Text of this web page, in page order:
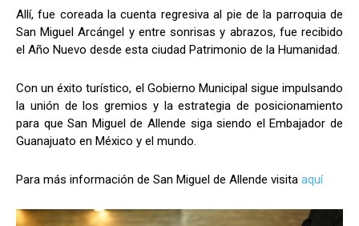
Allí, fue coreada la cuenta regresiva al pie de la parroquia de
San Miguel Arcángel y entre sonrisas y abrazos, fue recibido
el Año Nuevo desde esta ciudad Patrimonio de la Humanidad.
Con un éxito turístico, el Gobierno Municipal sigue impulsando
la unión de los gremios y la estrategia de posicionamiento
para que San Miguel de Allende siga siendo el Embajador de
Guanajuato en México y el mundo.
Para más información de San Miguel de Allende visita aquí